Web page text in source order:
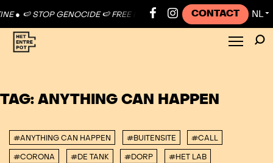
● 🍉 STOP GENOCIDE 🍉 FREE PALESTINE ● 🍉 STOP GENOCIDE 🍉
CONTACT NL ▼
TAG: ANYTHING CAN HAPPEN
#ANYTHING CAN HAPPEN #BUITENSITE #CALL
#CORONA #DE TANK #DORP #HET LAB